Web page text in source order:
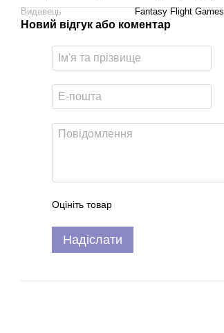
Видавець
Fantasy Flight Games
Новий відгук або коментар
Оцініть товар
Надіслати